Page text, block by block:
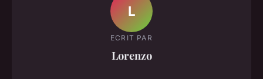
L
ECRIT PAR
Lorenzo